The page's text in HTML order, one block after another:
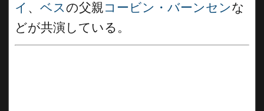
イ 、 ベスの父親コービン・バーンセンな
どが共演している。